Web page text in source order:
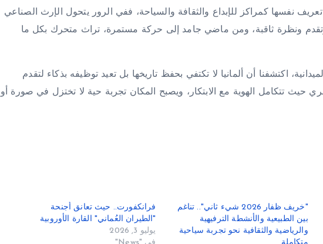
نفسها كمراكز للإبداع والثقافة والسياحة، ففي الرور يتحول الإرث الصناعي
ونظرة ثاقبة، ومن ماضي جامد إلى حركة مستمرة، تراث متحرك بكل ما
اكتشفنا أن ألمانيا لا تكتفي بحفظ تاريخها بل تعيد توظيفه بذكاء لتقدم
حيث تتكامل الهوية مع الابتكار، ويصبح المكان تجربة حية لا تختزل في صورة أو
"خريف ظفار 2026 شيء ثاني".. تناغم
بين الطبيعية والأنشطة الترفيهية
والرياضية والثقافية نحو تجربة سياحية
فرانكفورت.. حيث تعانق أجنحة
"الطيران العُماني" القارة الأوروبية
يوليو 3, 2026